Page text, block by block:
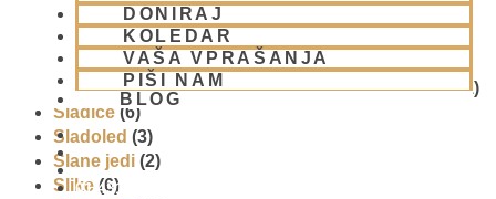
DONIRAJ
KOLEDAR
VAŠA VPRAŠANJA
PIŠI NAM
BLOG
01 431 21 24
Promocija in izobrazevanje
Reportaže (6)
SEMINARJI IN TEČAJ(5)
Skupina za podporo družinam in otrokom (CPT)(1)
Sladice (6)
Sladoled (3)
Slane jedi (2)
Slike (6)